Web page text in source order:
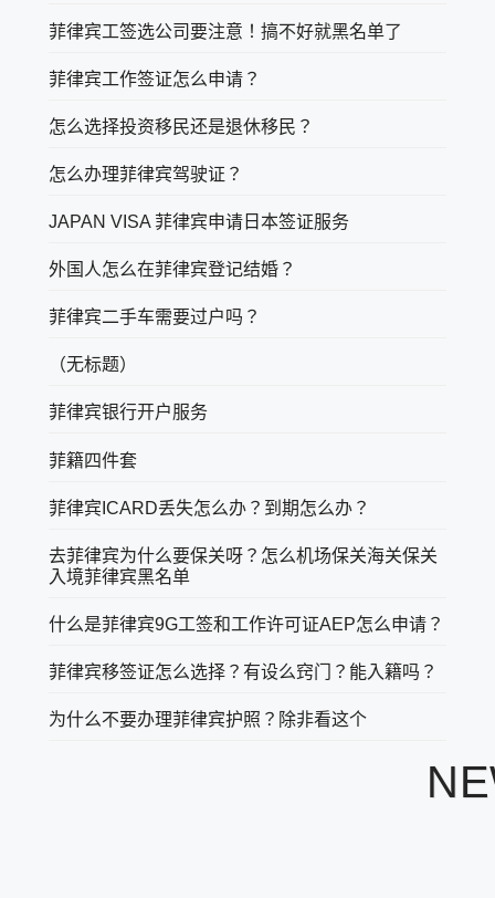
菲律宾工签选公司要注意！搞不好就黑名单了
菲律宾工作签证怎么申请？
怎么选择投资移民还是退休移民？
怎么办理菲律宾驾驶证？
JAPAN VISA 菲律宾申请日本签证服务
外国人怎么在菲律宾登记结婚？
菲律宾二手车需要过户吗？
（无标题）
菲律宾银行开户服务
菲籍四件套
菲律宾ICARD丢失怎么办？到期怎么办？
去菲律宾为什么要保关呀？怎么机场保关海关保关
入境菲律宾黑名单
什么是菲律宾9G工签和工作许可证AEP怎么申请？
菲律宾移签证怎么选择？有设么窍门？能入籍吗？
为什么不要办理菲律宾护照？除非看这个